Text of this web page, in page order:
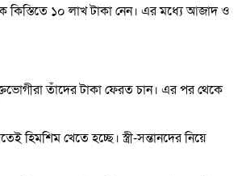
১০ লাখ টাকা নেন। এর মধ্যে আজাদ ও
তাঁদের টাকা ফেরত চান। এর পর থেকে
খেতে হচ্ছে। স্ত্রী-সন্তানদের নিয়ে